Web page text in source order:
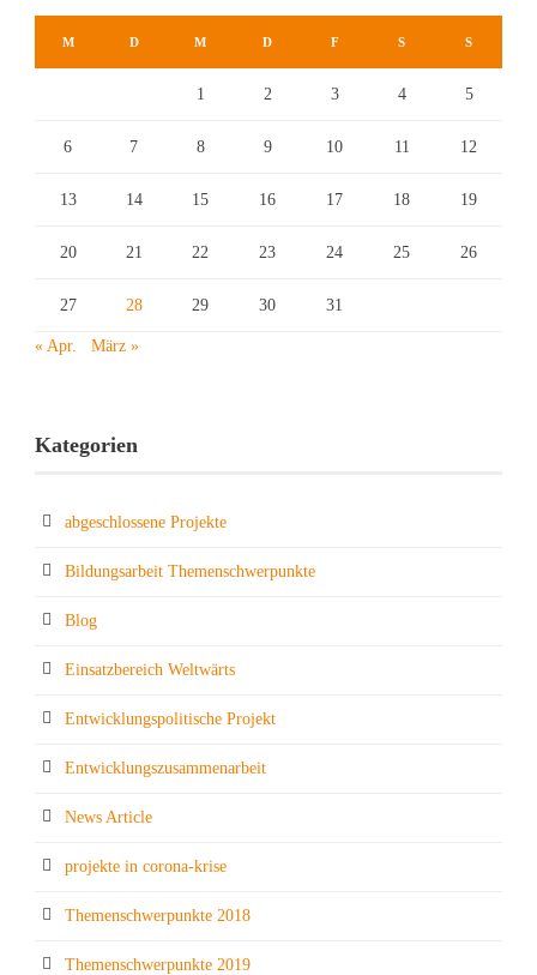
M D M D F S S
1 2 3 4 5
6 7 8 9 10 11 12
13 14 15 16 17 18 19
20 21 22 23 24 25 26
27 28 29 30 31
« Apr. März »
Kategorien
abgeschlossene Projekte
Bildungsarbeit Themenschwerpunkte
Blog
Einsatzbereich Weltwärts
Entwicklungspolitische Projekt
Entwicklungszusammenarbeit
News Article
projekte in corona-krise
Themenschwerpunkte 2018
Themenschwerpunkte 2019